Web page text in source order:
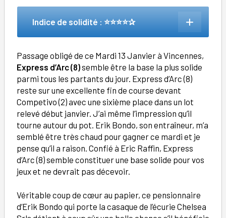
Indice de solidité : ⭐⭐⭐⭐✰
Passage obligé de ce Mardi 13 Janvier à Vincennes,
Express d’Arc (8)semble être la base la plus solide
parmi tous les partants du jour. Express d’Arc (8)
reste sur une excellente fin de course devant
Competivo (2) avec une sixième place dans un lot
relevé début janvier. J’ai même l’impression qu’il
tourne autour du pot. Erik Bondo, son entraîneur, m’a
semblé être très chaud pour gagner ce mardi et je
pense qu’il a raison. Confié à Eric Raffin, Express
d’Arc (8) semble constituer une base solide pour vos
jeux et ne devrait pas décevoir.
Véritable coup de cœur au papier, ce pensionnaire
d’Erik Bondo qui porte la casaque de l’écurie Chelsea